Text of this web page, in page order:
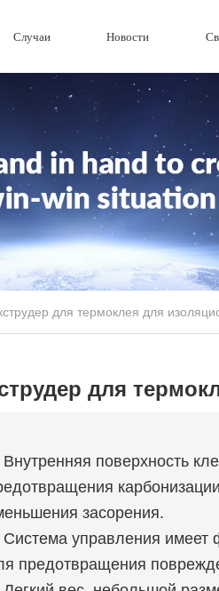
Случаи Новости
для термоклея для
для
Внутренняя поверхность
засорения.
Система управления имеет
предотвращения